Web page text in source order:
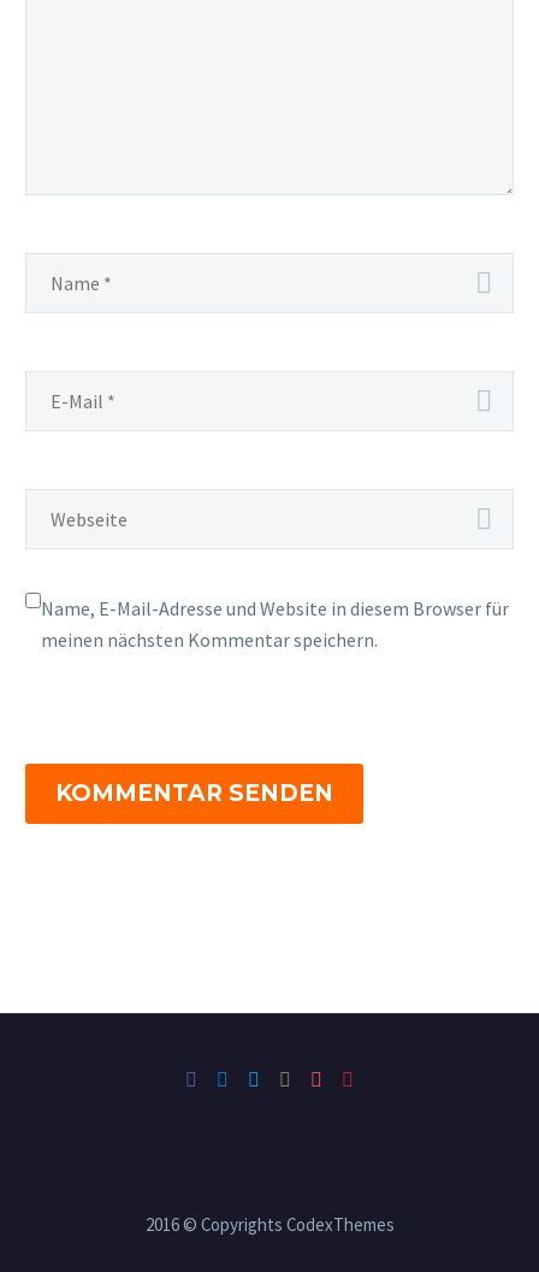
Name, E-Mail-Adresse und Website in diesem Browser für
meinen nächsten Kommentar speichern.
KOMMENTAR SENDEN
2016 © Copyrights CodexThemes